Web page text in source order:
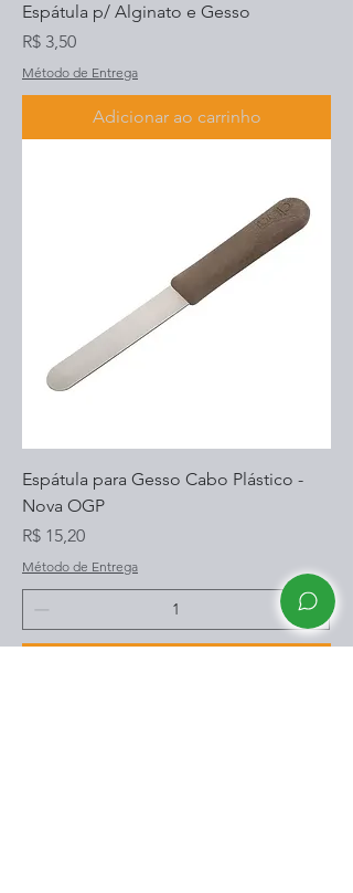
Espátula p/ Alginato e Gesso
Preço
R$ 3,50
Método de Entrega
Adicionar ao carrinho
Espátula para Gesso Cabo Plástico -
Nova OGP
Preço
R$ 15,20
Método de Entrega